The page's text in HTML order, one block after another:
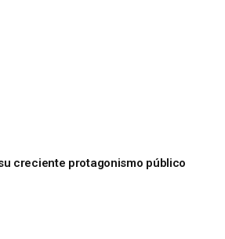
creciente protagonismo público